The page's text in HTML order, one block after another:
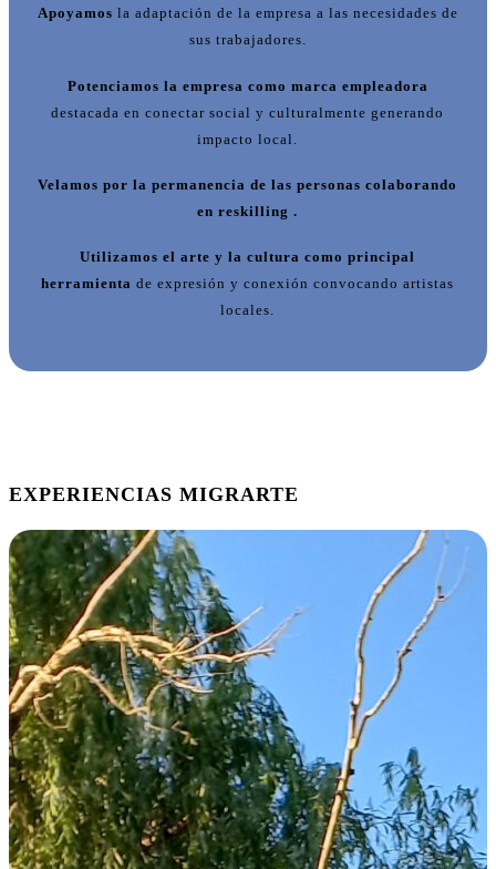
Apoyamos la adaptación de la empresa a las necesidades de
sus trabajadores.
Potenciamos la empresa como marca empleadora
destacada en conectar social y culturalmente generando
impacto local.
Velamos por la permanencia de las personas colaborando
en reskilling .
Utilizamos el arte y la cultura como principal
herramienta de expresión y conexión convocando artistas
locales.
EXPERIENCIAS MIGRARTE